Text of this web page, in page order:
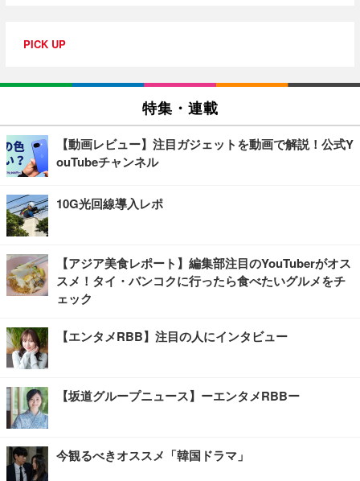
PICK UP
特集・連載
【動画レビュー】注目ガジェットを動画で解説！公式Y
ouTubeチャンネル
10G光回線導入レポ
【アジア美食レポート】編集部注目のYouTuberがオス
スメ！タイ・バンコクに行ったら食べたいグルメをチ
ェック
【エンタメRBB】注目の人にインタビュー
【坂道グループニュース】ーエンタメRBBー
今観るべきオススメ「韓国ドラマ」